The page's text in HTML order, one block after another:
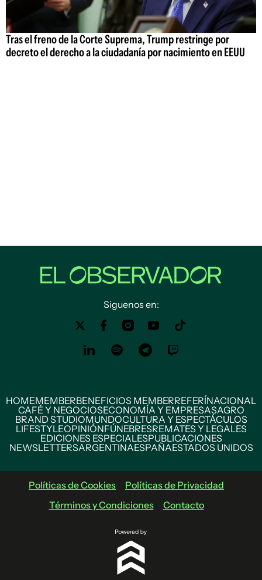
Tras el freno de la Corte Suprema, Trump restringe por
decreto el derecho a la ciudadanía por nacimiento en EEUU
Siguenos en:
HOMEMEMBERBENEFICIOS MEMBERREFERÍNACIONAL
CAFÉ Y NEGOCIOSECONOMÍA Y EMPRESASAGRO
BRAND STUDIOMUNDOCULTURA Y ESPECTÁCULOS
LIFESTYLEOPINIÓNFÚNEBRESREMATES Y LEGALES
EDICIONES ESPECIALESPUBLICACIONES
NEWSLETTERSARGENTINAESPAÑAESTADOS UNIDOS
Políticas de Cookies
Políticas de Privacidad
Términos y Condiciones
Contacto